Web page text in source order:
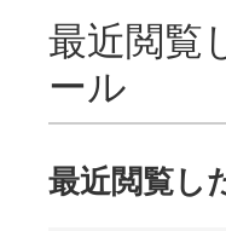
最近閲覧
ール
最近閲覧し